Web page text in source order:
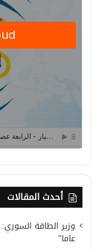
أحدث المقالات
عاما”